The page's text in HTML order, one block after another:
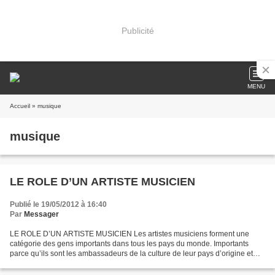
Publicité
MENU
Accueil » musique
musique
LE ROLE D’UN ARTISTE MUSICIEN
Publié le 19/05/2012 à 16:40
Par Messager
LE ROLE D’UN ARTISTE MUSICIEN Les artistes musiciens forment une
catégorie des gens importants dans tous les pays du monde. Importants
parce qu’ils sont les ambassadeurs de la culture de leur pays d’origine et